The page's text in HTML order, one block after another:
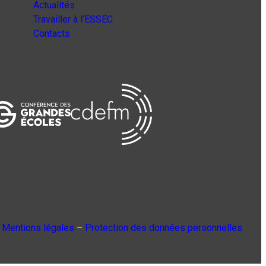
Actualités
Travailler à l’ESSEC
Contacts
Mentions légales – Protection des données personnelles